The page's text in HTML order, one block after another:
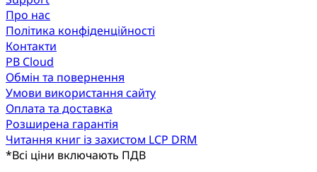
Про нас
Політика конфіденційності
Контакти
PB Cloud
Обмін та повернення
Умови використання сайту
Оплата та доставка
Розширена гарантія
Читання книг із захистом LCP DRM
*Всі ціни включають ПДВ